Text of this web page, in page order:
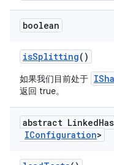
boolean
isSplitting()
如果我们目前处于
返回 true。
abstract Linked
IConfiguration>